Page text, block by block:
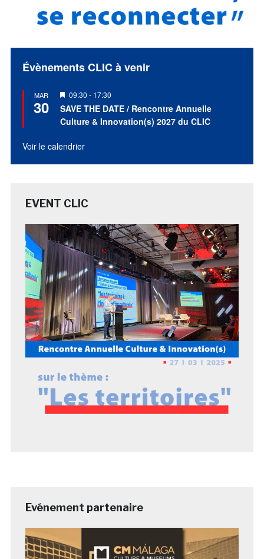
Évènements CLIC à venir
MAR
30
Mis
en
avant
09:30 - 17:30
SAVE THE DATE / Rencontre Annuelle
Culture & Innovation(s) 2027 du CLIC
Voir le calendrier
EVENT CLIC
Evénement partenaire